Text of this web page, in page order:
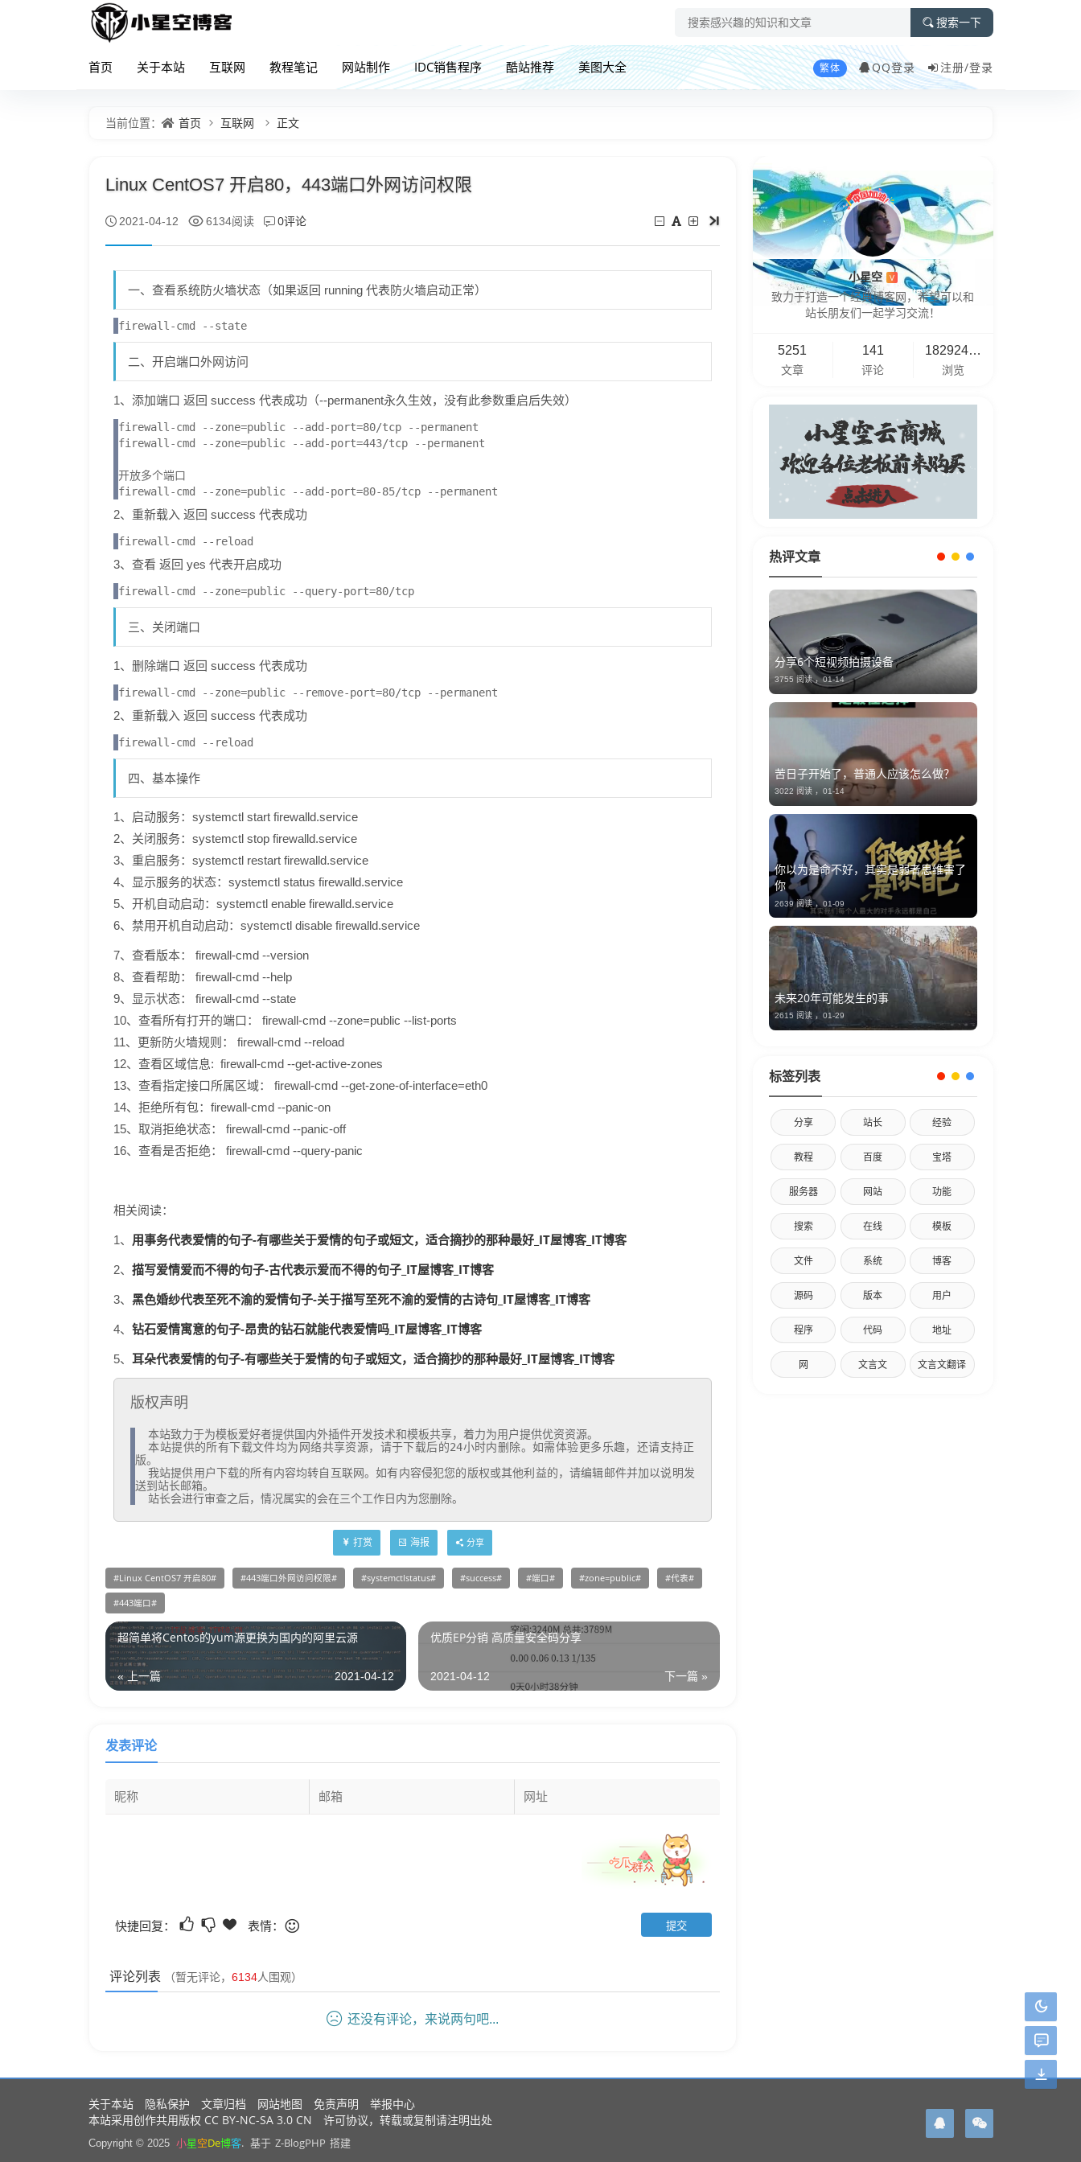
搜索一下
首页 关于本站 互联网 教程笔记 网站制作 IDC销售程序 酷站推荐 美图大全 繁体 QQ登录 注册/登录
当前位置： 首页 互联网 正文
Linux CentOS7 开启80，443端口外网访问权限
2021-04-12 6134阅读 0评论
一、查看系统防火墙状态（如果返回 running 代表防火墙启动正常）
firewall-cmd --state
二、开启端口外网访问
1、添加端口 返回 success 代表成功（--permanent永久生效，没有此参数重启后失效）
firewall-cmd --zone=public --add-port=80/tcp --permanent
firewall-cmd --zone=public --add-port=443/tcp --permanent
开放多个端口
firewall-cmd --zone=public --add-port=80-85/tcp --permanent
2、重新载入 返回 success 代表成功
firewall-cmd --reload
3、查看 返回 yes 代表开启成功
firewall-cmd --zone=public --query-port=80/tcp
三、关闭端口
1、删除端口 返回 success 代表成功
firewall-cmd --zone=public --remove-port=80/tcp --permanent
2、重新载入 返回 success 代表成功
firewall-cmd --reload
四、基本操作
1、启动服务：systemctl start firewalld.service
2、关闭服务：systemctl stop firewalld.service
3、重启服务：systemctl restart firewalld.service
4、显示服务的状态：systemctl status firewalld.service
5、开机自动启动：systemctl enable firewalld.service
6、禁用开机自动启动：systemctl disable firewalld.service
7、查看版本： firewall-cmd --version
8、查看帮助： firewall-cmd --help
9、显示状态： firewall-cmd --state
10、查看所有打开的端口： firewall-cmd --zone=public --list-ports
11、更新防火墙规则： firewall-cmd --reload
12、查看区域信息: firewall-cmd --get-active-zones
13、查看指定接口所属区域： firewall-cmd --get-zone-of-interface=eth0
14、拒绝所有包：firewall-cmd --panic-on
15、取消拒绝状态： firewall-cmd --panic-off
16、查看是否拒绝： firewall-cmd --query-panic
相关阅读：
1、 用事务代表爱情的句子-有哪些关于爱情的句子或短文，适合摘抄的那种最好_IT屋博客_IT博客
2、 描写爱情爱而不得的句子-古代表示爱而不得的句子_IT屋博客_IT博客
3、 黑色婚纱代表至死不渝的爱情句子-关于描写至死不渝的爱情的古诗句_IT屋博客_IT博客
4、 钻石爱情寓意的句子-昂贵的钻石就能代表爱情吗_IT屋博客_IT博客
5、 耳朵代表爱情的句子-有哪些关于爱情的句子或短文，适合摘抄的那种最好_IT屋博客_IT博客
版权声明
  本站提供的所有下载文件均为网络共享资源，请于下载后的24小时内删除。如需体验更多乐趣，还请支持正
版。
送到站长邮箱。
  站长会进行审查之后，情况属实的会在三个工作日内为您删除。
打赏 海报 分享
Linux CentOS7 开启80 443端口外网访问权限 systemctlstatus success 端口 zone=public 代表
443端口
超简单将Centos的yum源更换为国内的阿里云源
« 上一篇 2021-04-12
优质EP分销 高质量安全码分享
下一篇 »
2021-04-12
发表评论
快捷回复： 表情：
评论列表 （暂无评论， 6134人围观）
还没有评论，来说两句吧...
小星空 V
致力于打造一个经典博客网，希望可以和
站长朋友们一起学习交流！
5251
文章
141
评论
18292461
浏览
热评文章
分享6个短视频拍摄设备
3755 阅读 ，01-14
苦日子开始了，普通人应该怎么做？
3022 阅读 ，01-14
你以为是命不好，其实是弱者思维害了
你
2639 阅读 ，01-09
未来20年可能发生的事
2615 阅读 ，01-29
标签列表
分享 站长 经验
教程 百度 宝塔
服务器 网站 功能
搜索 在线 模板
文件 系统 博客
源码 版本 用户
程序 代码 地址
网 文言文 文言文翻译
关于本站 隐私保护 文章归档 网站地图 免责声明 举报中心
本站采用创作共用版权 CC BY-NC-SA 3.0 CN 许可协议，转载或复制请注明出处
Copyright © 2025 小星空De博客. 基于 Z-BlogPHP 搭建